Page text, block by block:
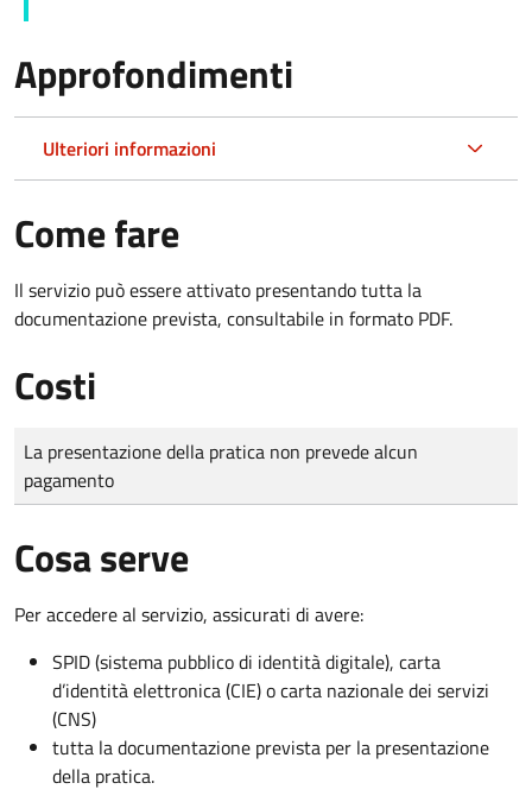
Approfondimenti
Ulteriori informazioni
Come fare
Il servizio può essere attivato presentando tutta la
documentazione prevista, consultabile in formato PDF.
Costi
Tipo di pagamento
Importo
La presentazione della pratica non prevede alcun
pagamento
Cosa serve
Per accedere al servizio, assicurati di avere:
SPID (sistema pubblico di identità digitale), carta
d’identità elettronica (CIE) o carta nazionale dei servizi
(CNS)
tutta la documentazione prevista per la presentazione
della pratica.